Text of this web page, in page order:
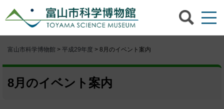
富山市科学博物館 > 平成29年度 > 8月のイベント案内
8月のイベント案内